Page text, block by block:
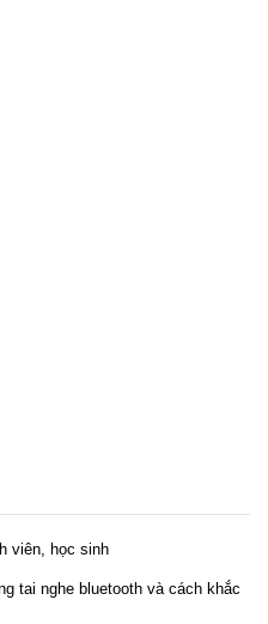
viên, học sinh
tai nghe bluetooth và cách khắc